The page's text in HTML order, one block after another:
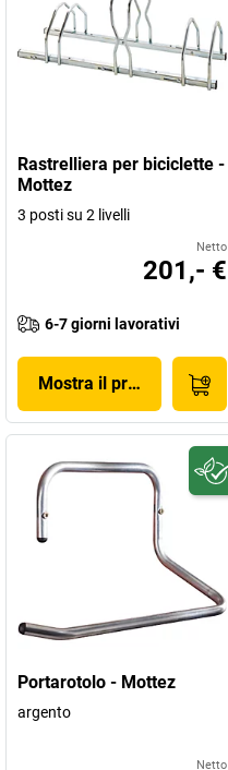
Rastrelliera per biciclette -
Mottez
3 posti su 2 livelli
Netto
201,- €
6-7 giorni lavorativi
Mostra il prodotto
Portarotolo - Mottez
argento
Netto